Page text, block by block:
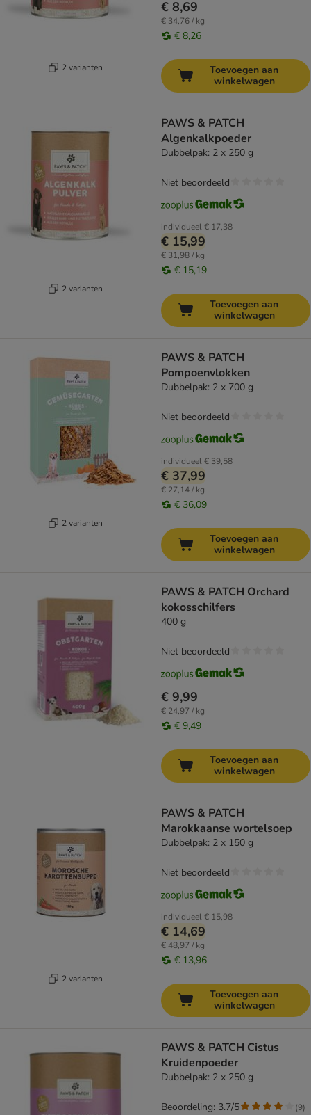
2 varianten
€ 8,69
€ 34,76 / kg
€ 8,26
Toevoegen aan
winkelwagen
2 varianten
PAWS & PATCH
Algenkalkpoeder
Dubbelpak: 2 x 250 g
individueel€ 17,38
€ 15,99
€ 31,98 / kg
€ 15,19
Niet beoordeeld
Toevoegen aan
winkelwagen
2 varianten
PAWS & PATCH
Pompoenvlokken
Dubbelpak: 2 x 700 g
individueel€ 39,58
€ 37,99
€ 27,14 / kg
€ 36,09
Niet beoordeeld
Toevoegen aan
winkelwagen
PAWS & PATCH Orchard
kokosschilfers
400 g
€ 9,99
€ 24,97 / kg
€ 9,49
Niet beoordeeld
Toevoegen aan
winkelwagen
2 varianten
PAWS & PATCH
Marokkaanse wortelsoep
Dubbelpak: 2 x 150 g
individueel€ 15,98
€ 14,69
€ 48,97 / kg
€ 13,96
Niet beoordeeld
Toevoegen aan
winkelwagen
PAWS & PATCH Cistus
Kruidenpoeder
Dubbelpak: 2 x 250 g
Beoordeling: 3.7/5 (9)